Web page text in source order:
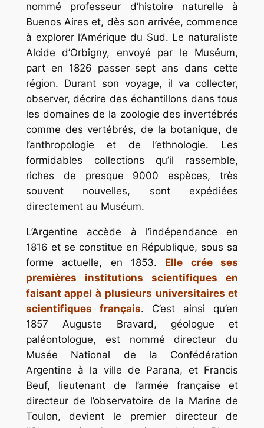
nommé profes­seur d’histoire naturelle à
Buenos Aires et, dès son arrivée, commence
à explorer l’Amérique du Sud. Le naturaliste
Alcide d’Orbigny, envoyé par le Muséum,
part en 1826 passer sept ans dans cette
région. Durant son voyage, il va collecter,
observer, décrire des échantillons dans tous
les domaines de la zoologie des invertébrés
comme des vertébrés, de la botanique, de
l’anthropologie et de l’eth­nologie. Les
formidables collections qu’il rassemble,
riches de presque 9000 espèces, très
souvent nouvelles, sont expédiées
directement au Muséum.
L’Argentine accède à l’indépendance en
1816 et se constitue en République, sous sa
forme actuelle, en 1853. Elle crée ses
premières institutions scientifiques en
faisant appel à plusieurs universitaires et
scientifiques français. C’est ainsi qu’en
1857 Auguste Bravard, géologue et
paléontologue, est nommé directeur du
Musée National de la Confédération
Argentine à la ville de Parana, et Francis
Beuf, lieutenant de l’armée française et
directeur de l’observatoire de la Marine de
Toulon, devient le premier directeur de